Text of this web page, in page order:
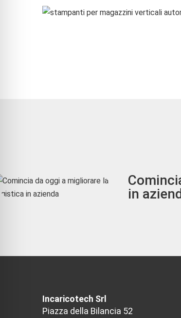
in
Incaricotech Srl
Piazza della Bilancia 52